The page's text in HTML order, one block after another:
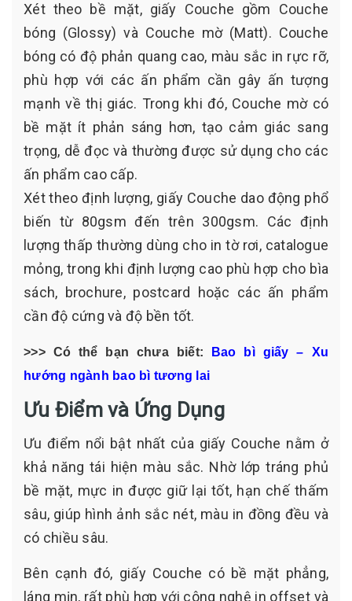
Xét theo bề mặt, giấy Couche gồm Couche
bóng (Glossy) và Couche mờ (Matt). Couche
bóng có độ phản quang cao, màu sắc in rực rỡ,
phù hợp với các ấn phẩm cần gây ấn tượng
mạnh về thị giác. Trong khi đó, Couche mờ có
bề mặt ít phản sáng hơn, tạo cảm giác sang
trọng, dễ đọc và thường được sử dụng cho các
ấn phẩm cao cấp.
Xét theo định lượng, giấy Couche dao động phổ
biến từ 80gsm đến trên 300gsm. Các định
lượng thấp thường dùng cho in tờ rơi, catalogue
mỏng, trong khi định lượng cao phù hợp cho bìa
sách, brochure, postcard hoặc các ấn phẩm
cần độ cứng và độ bền tốt.
>>> Có thể bạn chưa biết: Bao bì giấy – Xu
hướng ngành bao bì tương lai
Ưu Điểm và Ứng Dụng
Ưu điểm nổi bật nhất của giấy Couche nằm ở
khả năng tái hiện màu sắc. Nhờ lớp tráng phủ
bề mặt, mực in được giữ lại tốt, hạn chế thấm
sâu, giúp hình ảnh sắc nét, màu in đồng đều và
có chiều sâu.
Bên cạnh đó, giấy Couche có bề mặt phẳng,
láng mịn, rất phù hợp với công nghệ in offset và